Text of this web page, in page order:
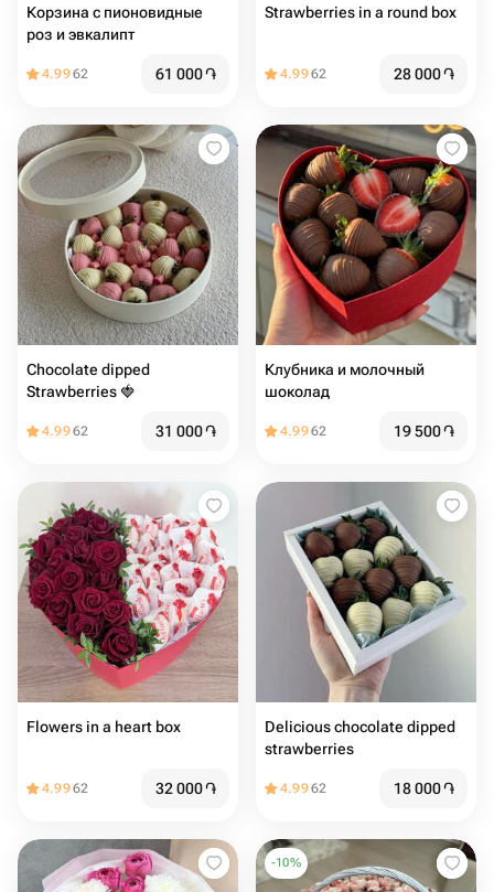
Корзина с пионовидные
роз и эвкалипт
4.9962 61 000֏
Strawberries in a round box
4.9962 28 000֏
Chocolate dipped
Strawberries 🍓
4.9962 31 000֏
Клубника и молочный
шоколад
4.9962 19 500֏
Flowers in a heart box
4.9962 32 000֏
Delicious chocolate dipped
strawberries
4.9962 18 000֏
-10%